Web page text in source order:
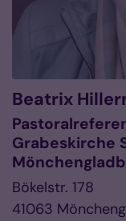
Beatrix
Grabeskirche
Bökelstr. 178
41063